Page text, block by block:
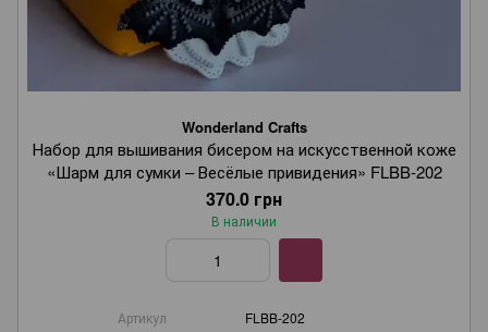
Wonderland Crafts
Набор для вышивания бисером на искусственной коже
«Шарм для сумки – Весёлые привидения» FLBB-202
370.0 грн
В наличии
Артикул
FLBB-202